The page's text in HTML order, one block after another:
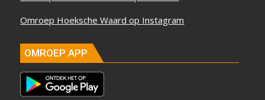
Omroep Hoeksche Waard op Instagram
OMROEP APP